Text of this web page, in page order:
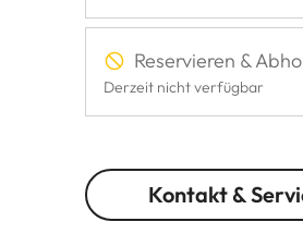
Reservieren &
Derzeit nicht verfügbar
Kontakt &